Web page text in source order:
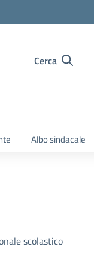
Cerca
Albo sindacale
scolastico